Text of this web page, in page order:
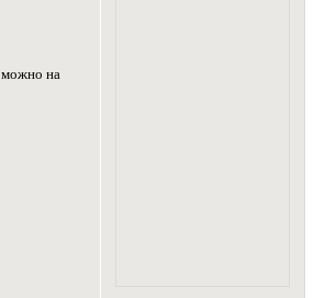
можно на